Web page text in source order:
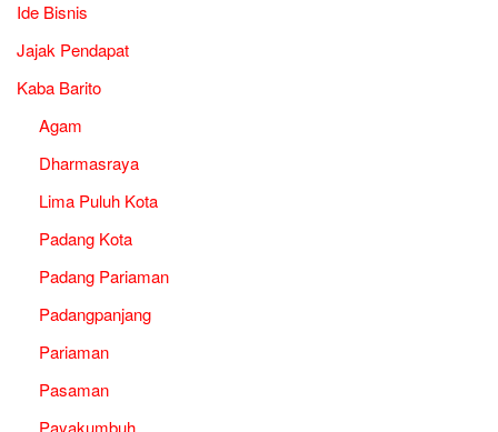
Ide Bisnis
Jajak Pendapat
Kaba Barito
Agam
Dharmasraya
Lima Puluh Kota
Padang Kota
Padang Pariaman
Padangpanjang
Pariaman
Pasaman
Payakumbuh